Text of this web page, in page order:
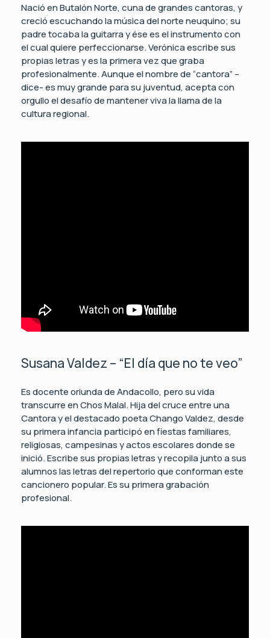
Nació en Butalón Norte, cuna de grandes cantoras, y
creció escuchando la música del norte neuquino; su
padre tocaba la guitarra y ése es el instrumento con
el cual quiere perfeccionarse. Verónica escribe sus
propias letras y es la primera vez que graba
profesionalmente. Aunque el nombre de “cantora” –
dice- es muy grande para su juventud, acepta con
orgullo el desafío de mantener viva la llama de la
cultura regional.
Susana Valdez – “El día que no te veo”
Es docente oriunda de Andacollo, pero su vida
transcurre en Chos Malal. Hija del cruce entre una
Cantora y el destacado poeta Chango Valdez, desde
su primera infancia participó en fiestas familiares,
religiosas, campesinas y actos escolares donde se
inició. Escribe sus propias letras y recopila junto a sus
alumnos las letras del repertorio que conforman este
cancionero popular. Es su primera grabación
profesional.